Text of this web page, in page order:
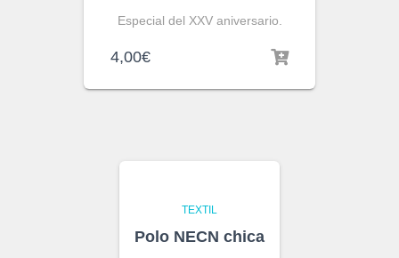
Especial del XXV aniversario.
4,00€
TEXTIL
Polo NECN chica